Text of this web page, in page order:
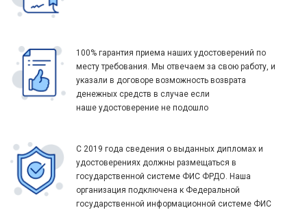
100% гарантия приема наших удостоверений по
месту требования. Мы отвечаем за свою работу, и
указали в договоре возможность возврата
денежных средств в случае если
наше удостоверение не подошло
С 2019 года сведения о выданных дипломах и
удостоверениях должны размещаться в
государственной системе ФИС ФРДО. Наша
организация подключена к Федеральной
государственной информационной системе ФИС